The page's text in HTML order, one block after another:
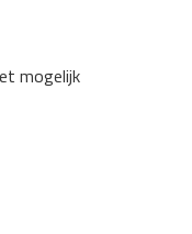
mogelijk